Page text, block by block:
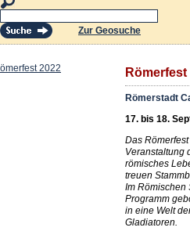
Zur Geosuche
Römerfest
Römerstadt
17. bis 18.
Das
Veranstaltung
römisches
treuen
Im Römischen
Programm
in eine Welt
Gladiatoren.